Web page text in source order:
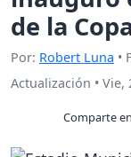
de la
Por: Robert Luna •
Actualización • Vie,
Comparte